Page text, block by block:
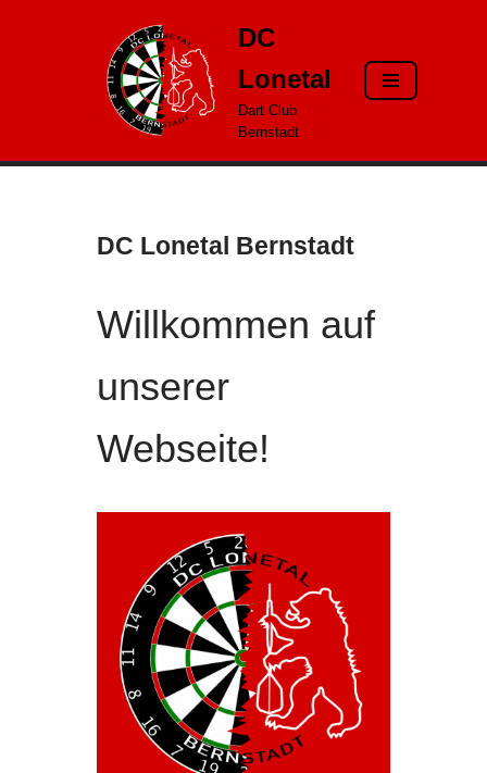
DC
Lonetal
Dart Club
Bernstadt
DC Lonetal Bernstadt
Willkommen auf
unserer
Webseite!